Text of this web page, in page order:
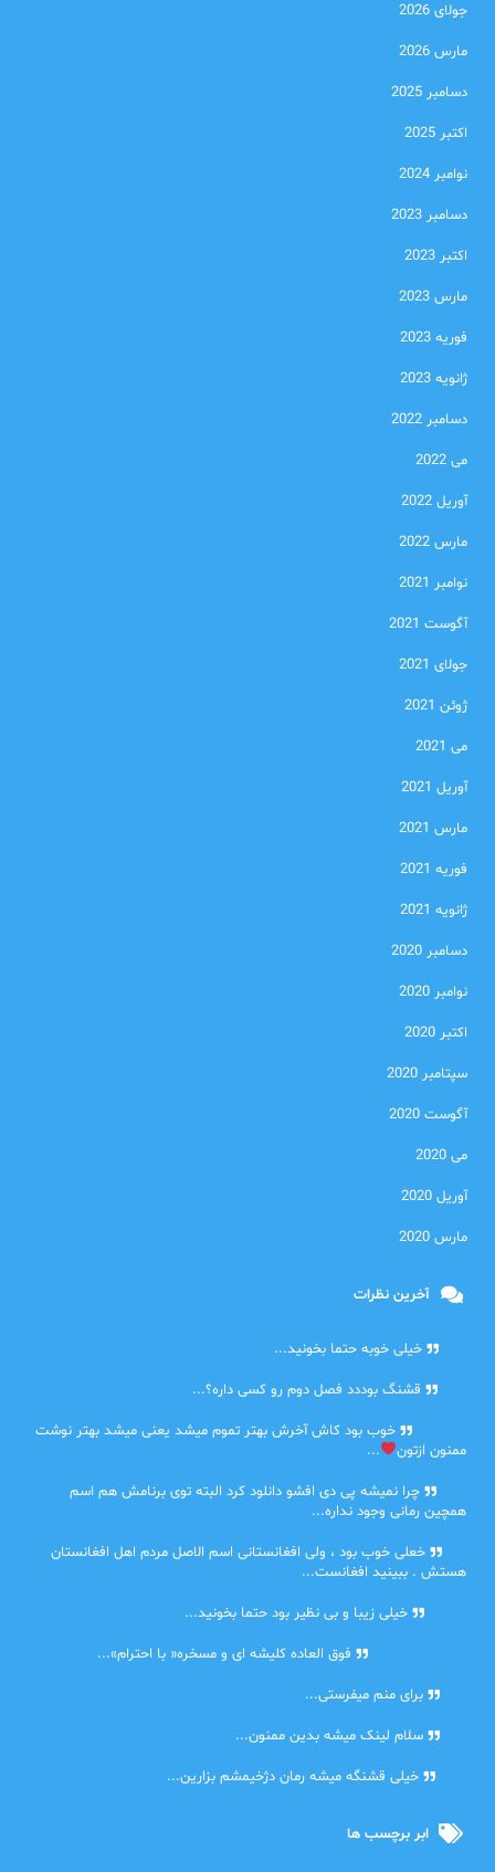
جولای 2026
مارس 2026
دسامبر 2025
اکتبر 2025
نوامبر 2024
دسامبر 2023
اکتبر 2023
مارس 2023
فوریه 2023
ژانویه 2023
دسامبر 2022
می 2022
آوریل 2022
مارس 2022
نوامبر 2021
آگوست 2021
جولای 2021
ژوئن 2021
می 2021
آوریل 2021
مارس 2021
فوریه 2021
ژانویه 2021
دسامبر 2020
نوامبر 2020
اکتبر 2020
سپتامبر 2020
آگوست 2020
می 2020
آوریل 2020
مارس 2020
آخرین نظرات
خیلی خوبه حتما بخونید...
قشنگ بوددد فصل دوم رو کسی داره؟...
خوب بود کاش آخرش بهتر تموم میشد یعنی میشد بهتر نوشت
ممنون ازتون
...
چرا نمیشه پی دی افشو دانلود کرد البته توی برنامش هم اسم
همچین رمانی وجود نداره...
خعلی خوب بود ، ولی افغانستانی اسم الاصل مردم اهل افغانستان
هستش . ببینید افغانست...
خیلی زیبا و بی نظیر بود حتما بخونید...
فوق العاده کلیشه ای و مسخره« با احترام»...
برای منم میفرستی...
سلام لینک میشه بدین ممنون...
خیلی قشنگه میشه رمان دژخیمشم بزارین...
ابر برچسب ها